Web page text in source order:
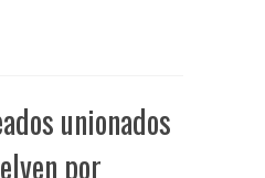
unionados
por